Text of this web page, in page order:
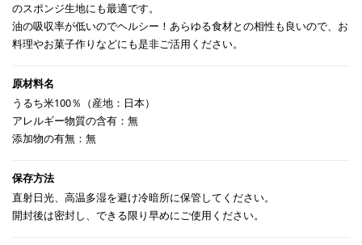
のスポンジ生地にも最適です。
油の吸収率が低いのでヘルシー！あらゆる食材との相性も良いので、お
料理やお菓子作りなどにも是非ご活用ください。
うるち米100％（産地：日本）
アレルギー物質の含有：無
添加物の有無：無
直射日光、高温多湿を避け冷暗所に保管してください。
開封後は密封し、できる限り早めにご使用ください。